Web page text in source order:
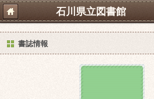
石川県立図書館
書誌情報